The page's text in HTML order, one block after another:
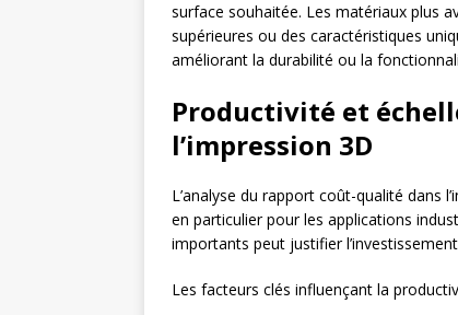
surface souhaitée. Les matériaux plus
supérieures ou des caractéristiques
améliorant la durabilité ou la
Productivité et
l’impression 3D
L’analyse du rapport coût-qualité dans
en particulier pour les applications
importants peut justifier
Les facteurs clés influençant la